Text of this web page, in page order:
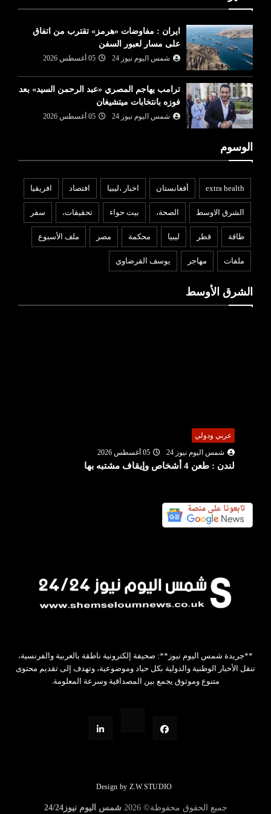
ايران : مفاوضات «هرمز» تقترب من اتفاق
على مسار لعبور السفن
شمس اليوم نيوز 24 05 أغسطس 2026
ترامب يهاجم المصري «عبد الرحمن السيد» بعد
فوزه بانتخابات ميتشيغان
شمس اليوم نيوز 24 05 أغسطس 2026
الوسوم
extra health أفغانستان اخبار ،ليبيا افتصاد افريقيا
الشرق الاوسط الصحة، بيت حواء تحقيقات، سفر
طاقة قطر ليبيا محكمة مصر ملف الأسبوع
ملفات مهاجر يوسف القرضاوي
الشرق الأوسط
عربي ودولي
شمس اليوم نيوز 24
05 أغسطس 2026
لندن : طعن 4 أشخاص وإيقاف مشتبه بها
**جريدة شمس اليوم نيوز**: صحيفة إلكترونية ناطقة بالعربية والفرنسية،
تنقل الأخبار الوطنية والدولية بكل حياد وموضوعية، وتهدف إلى تقديم محتوى
متنوع وموثوق يجمع بين المصداقية وسرعة المعلومة.
Design by Z.W.STUDIO
جميع الحقوق محفوظة©2026 شمس اليوم نيوز24/24